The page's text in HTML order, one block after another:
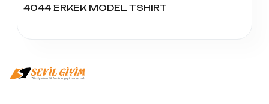
4044 ERKEK MODEL TSHIRT